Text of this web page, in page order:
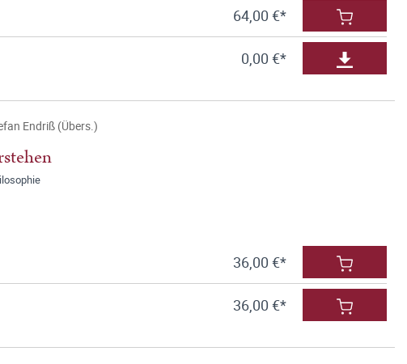
64,00 €*
0,00 €*
Endriß (Übers.)
36,00 €*
36,00 €*